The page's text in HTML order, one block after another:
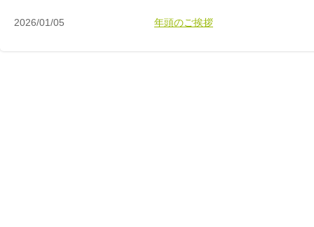
2026/01/05 年頭のご挨拶